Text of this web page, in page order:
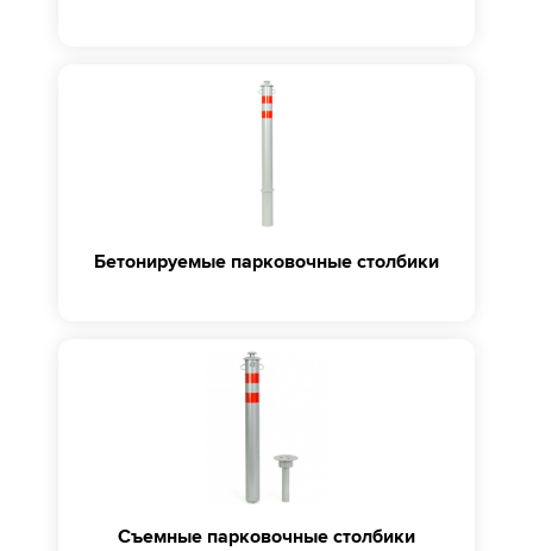
Бетонируемые парковочные столбики
Съемные парковочные столбики